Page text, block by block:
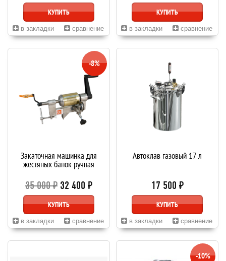
КУПИТЬ
в закладки сравнение
КУПИТЬ
в закладки сравнение
Закаточная машинка для
жестяных банок ручная
35 000 ₽ 32 400 ₽
-8%
КУПИТЬ
в закладки сравнение
Автоклав газовый 17 л
17 500 ₽
КУПИТЬ
в закладки сравнение
-10%